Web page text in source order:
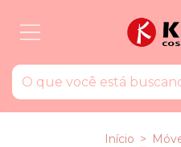
Início >